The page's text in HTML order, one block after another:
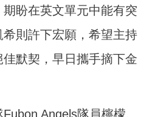
盼在英文單元中能有突
則許下宏願，希望主持
佳默契，早日攜手摘下金
Angels隊員檸檬、